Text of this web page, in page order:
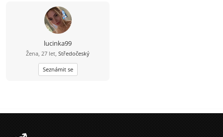
lucinka99
Žena, 27 let, Středočeský
Seznámit se